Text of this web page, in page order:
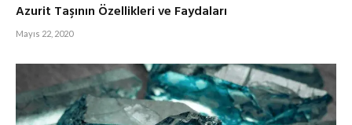
Azurit Taşının Özellikleri ve Faydaları
Mayıs 22, 2020